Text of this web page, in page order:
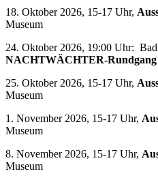
18. Oktober 2026, 15-17 Uhr,
Museum
24. Oktober 2026, 19:00 Uhr:
NACHTWÄCHTER-
25. Oktober 2026, 15-17 Uhr,
Museum
1. November 2026, 15-17 Uhr,
Museum
8. November 2026, 15-17 Uhr,
Museum